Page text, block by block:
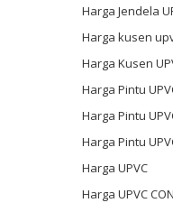
Harga Jendela
Harga kusen
Harga Kusen
Harga Pintu
Harga Pintu
Harga Pintu
Harga UPVC
Harga UPVC